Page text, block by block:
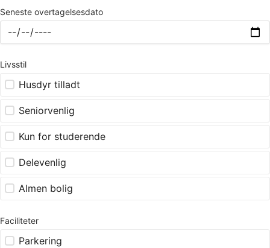
Seneste overtagelsesdato
Livsstil
Husdyr tilladt
Seniorvenlig
Kun for studerende
Delevenlig
Almen bolig
Faciliteter
Parkering